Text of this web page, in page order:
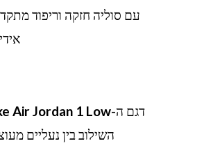
עם סוליה חזקה וריפוד
דגם ה-Air Jordan 1 Low
השילוב בין נעליים